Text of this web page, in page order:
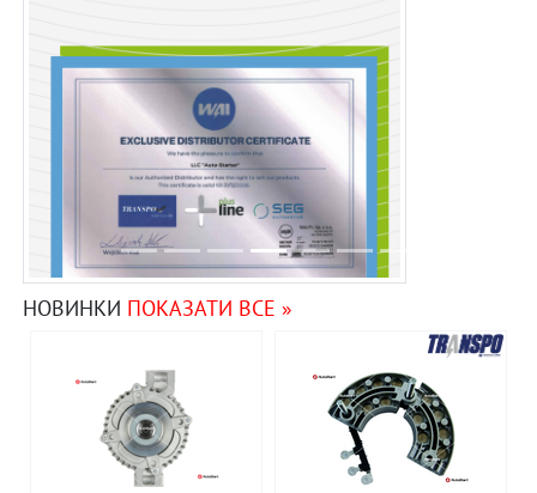
НОВИНКИ ПОКАЗАТИ ВСЕ »